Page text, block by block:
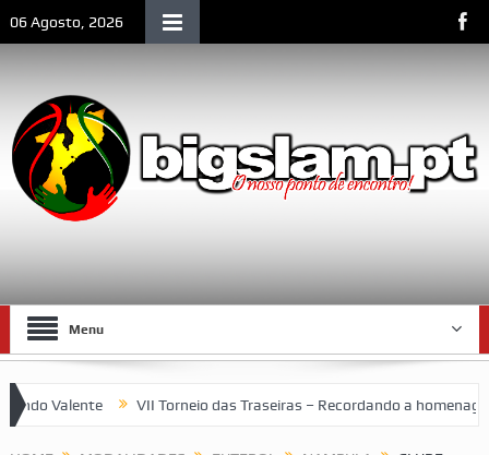
06 Agosto, 2026
Menu
Valente VII Torneio das Traseiras – Recordando a